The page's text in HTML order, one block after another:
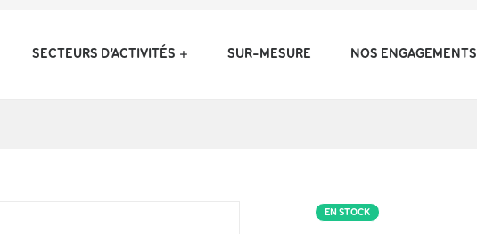
SECTEURS D’ACTIVITÉS SUR-MESURE NOS ENGAGEMENTS
EN STOCK